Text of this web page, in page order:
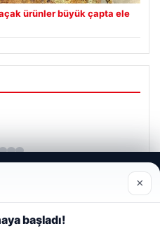
ürünler büyük çapta ele
amacıyla çerezler
×
başladı!